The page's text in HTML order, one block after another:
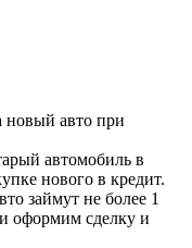
новый авто при
автомобиль в
нового в кредит.
займут не более 1
оформим сделку и